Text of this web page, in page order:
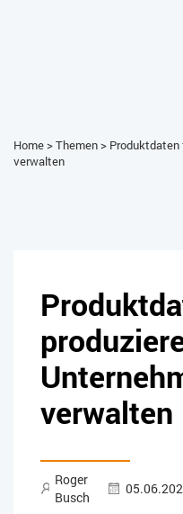
Home>Themen> Produktdaten
verwalten
verwalten
Roger
Busch